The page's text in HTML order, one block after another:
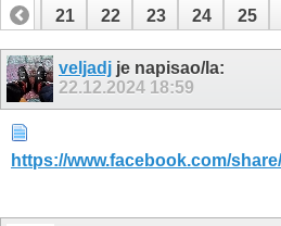
20
21 22 23 24 25
veljadj je napisao/la:
22.12.2024 18:59
https://www.facebook.com/